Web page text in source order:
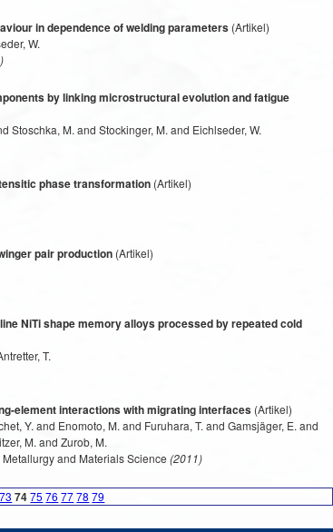
in dependence of welding parameters(Artikel)
W.
by linking microstructural evolution and fatigue
Stoschka, M. and Stockinger, M. and Eichlseder, W.
phase transformation(Artikel)
pair production(Artikel)
NiTi shape memory alloys processed by repeated cold
T.
element interactions with migrating interfaces(Artikel)
Y. and Enomoto, M. and Furuhara, T. and Gamsjäger, E. and
M. and Zurob, M.
and Materials Science (2011)
73 7475 76 7778 79